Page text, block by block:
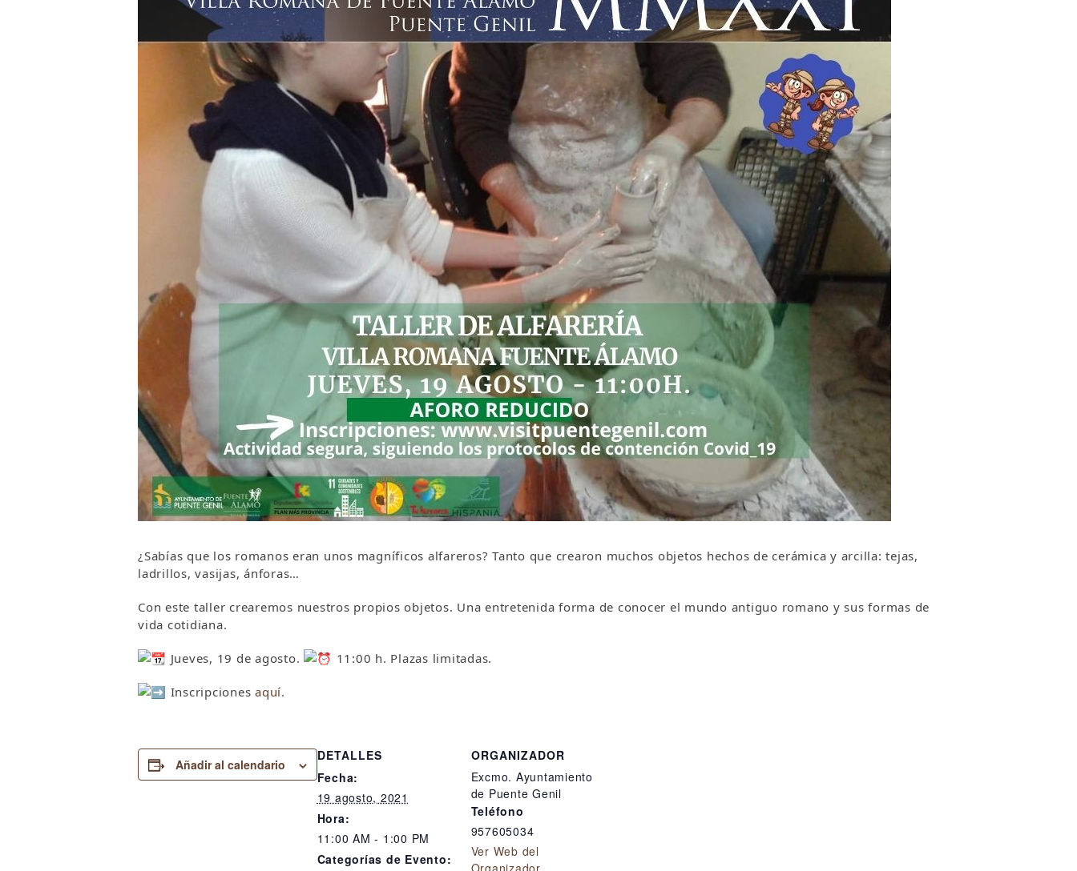
¿Sabías que los romanos eran unos magníficos alfareros? Tanto que crearon muchos objetos hechos de cerámica y arcilla: tejas,
ladrillos, vasijas, ánforas…
Con este taller crearemos nuestros propios objetos. Una entretenida forma de conocer el mundo antiguo romano y sus formas de
vida cotidiana.
Jueves, 19 de agosto. 11:00 h. Plazas limitadas.
Inscripciones aquí.
Añadir al calendario
DETALLES
Fecha:
19 agosto, 2021
Hora:
11:00 AM - 1:00 PM
Categorías de Evento:
ORGANIZADOR
Excmo. Ayuntamiento
de Puente Genil
Teléfono
957605034
Ver Web del
Organizador